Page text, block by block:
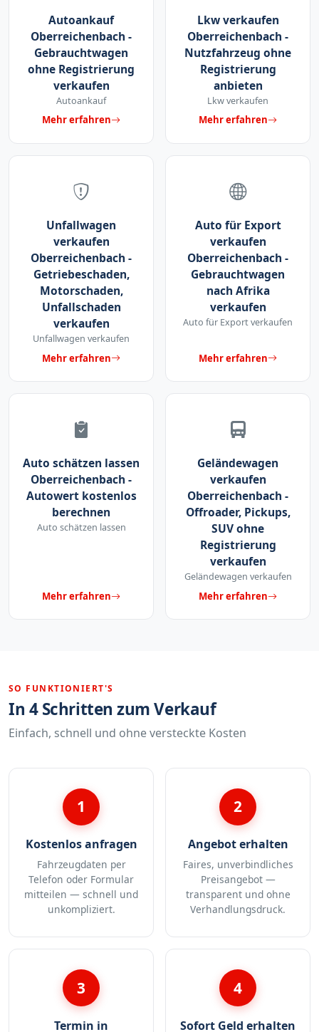
Autoankauf
Oberreichenbach -
Gebrauchtwagen
ohne Registrierung
verkaufen
Autoankauf
Mehr erfahren
Lkw verkaufen
Oberreichenbach -
Nutzfahrzeug ohne
Registrierung
anbieten
Lkw verkaufen
Mehr erfahren
Unfallwagen
verkaufen
Oberreichenbach -
Getriebeschaden,
Motorschaden,
Unfallschaden
verkaufen
Unfallwagen verkaufen
Mehr erfahren
Auto für Export
verkaufen
Oberreichenbach -
Gebrauchtwagen
nach Afrika
verkaufen
Auto für Export verkaufen
Mehr erfahren
Auto schätzen lassen
Oberreichenbach -
Autowert kostenlos
berechnen
Auto schätzen lassen
Mehr erfahren
Geländewagen
verkaufen
Oberreichenbach -
Offroader, Pickups,
SUV ohne
Registrierung
verkaufen
Geländewagen verkaufen
Mehr erfahren
SO FUNKTIONIERT'S
In 4 Schritten zum Verkauf
Einfach, schnell und ohne versteckte Kosten
1
Kostenlos anfragen
Fahrzeugdaten per
Telefon oder Formular
mitteilen — schnell und
unkompliziert.
2
Angebot erhalten
Faires, unverbindliches
Preisangebot —
transparent und ohne
Verhandlungsdruck.
3
Termin in
4
Sofort Geld erhalten